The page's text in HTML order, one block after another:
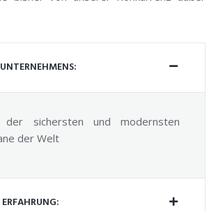
der sichersten und modernsten
der Welt